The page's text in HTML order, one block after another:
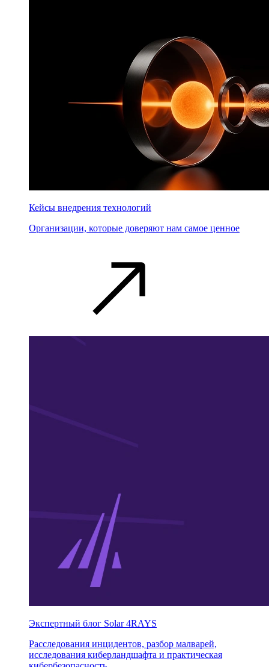
Кейсы внедрения технологий
Организации, которые доверяют нам самое ценное
Экспертный блог Solar 4RAYS
Расследования инцидентов, разбор малварей,
исследования киберландшафта и практическая